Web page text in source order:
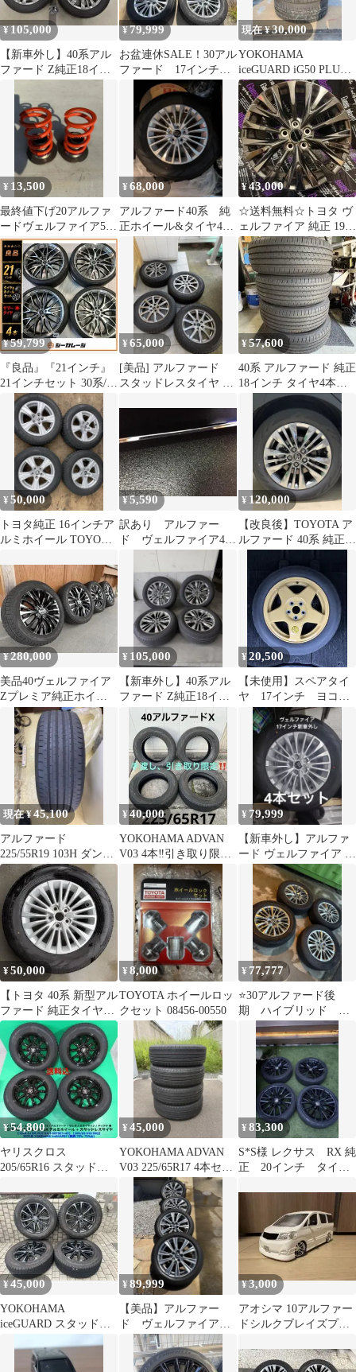
¥105,000
【新車外し】40系アル
ファード Z純正18イン
¥79,999
お盆連休SALE！30アル
ファード 17インチ純
正タイヤホイール４本
セット
現在 ¥30,000
YOKOHAMA
iceGUARD iG50 PLUS 4
本セット
¥ 13,500
最終値下げ20アルファ
ードヴェルファイア50
エスティマ MAQs 直巻
スプリング
¥68,000
アルファード40系 純
正ホイール&タイヤ4
本 17インチ 新車外
¥43,000
☆送料無料☆トヨタ ヴ
ェルファイア 純正 19イ
ンチ ホイール2本7Ｊ
40…
¥59,799
『良品』『21インチ』
21インチセット 30系/20
系 アルファード/ヴェル
ファイア ローダウン車
サイズ アルミホイール
セット 1台分 4本セット
9.0J-21 +38 5/114.3 & サ
マータイヤ 245/35R21
送料無料
¥65,000
[美品] アルファード
スタッドレスタイヤ 4
¥57,600
40系 アルファード 純正
18インチ タイヤ4本セ
ット新車外し
¥50,000
トヨタ純正 16インチア
ルミホイール TOYOス
ト
¥5,590
訳あり アルファー
ド ヴェルファイア40
系 サイドアンダーガ
ーニッシュ W003
¥ 120,000
【改良後】TOYOTA ア
ルファード 40系 純正タ
¥280,000
美品40ヴェルファイア
Zプレミア純正ホイー
ル バリ山スタッドレス
アルファード
¥ 105,000
【新車外し】40系アル
ファード Z純正18イン
チホイール＆タイヤ 4
¥20,500
【未使用】スペアタイ
ヤ 17インチ ヨコハ
マタイヤ アルファー
ド30
現在 ¥45,100
アルファード
225/55R19 103H ダンロ
ップ 4本s 純正
¥40,000
YOKOHAMA ADVAN
V03 4本‼️引き取り限
定‼️
¥ 79,999
【新車外し】アルファ
ード ヴェルファイア 40
系 純正4本 17インチ
¥50,000
【トヨタ 40系 新型アル
ファード 純正タイヤ
YOKOHAMAタイヤ
¥8,000
TOYOTA ホイールロッ
クセット 08456-00550
¥ 77,777
⭐️30アルファード後
期 ハイブリッド 純
正ホイール 4本セッ
ト ブリヂストン⭐️
¥54,800
ヤリスクロス
205/65R16 スタッドレ
アルファード
¥45,000
YOKOHAMA ADVAN
V03 225/65R17 4本セッ
¥83,300
S*S様 レクサス RX 純
正 20インチ タイヤ
¥45,000
YOKOHAMA
iceGUARD スタッドレ
¥89,999
【美品】アルファー
ド ヴェルファイア
純正 18インチ タイヤ・
ホイール 4本
¥3,000
アオシマ 10アルファー
ドシルクブレイズプラ